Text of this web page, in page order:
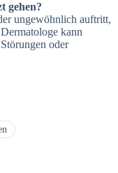
gehen?
ungewöhnlich auftritt,
kann
oder